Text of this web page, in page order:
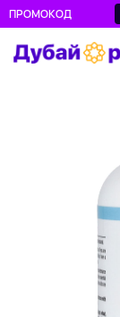
ПРОМОКОД